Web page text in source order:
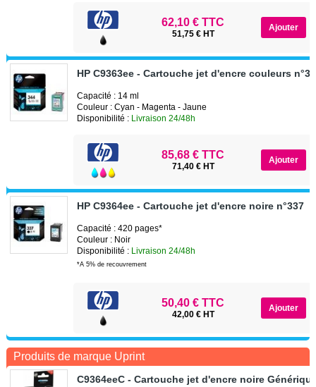
62,10 € TTC
51,75 € HT
HP C9363ee - Cartouche jet d'encre couleurs
Capacité : 14 ml
Couleur : Cyan - Magenta - Jaune
Disponibilité : Livraison 24/48h
85,68 € TTC
71,40 € HT
HP C9364ee - Cartouche jet d'encre noire n°337
Capacité : 420 pages*
Couleur : Noir
Disponibilité : Livraison 24/48h
*A 5% de recouvrement
50,40 € TTC
42,00 € HT
Produits de marque Uprint
C9364eeC - Cartouche jet d'encre noire